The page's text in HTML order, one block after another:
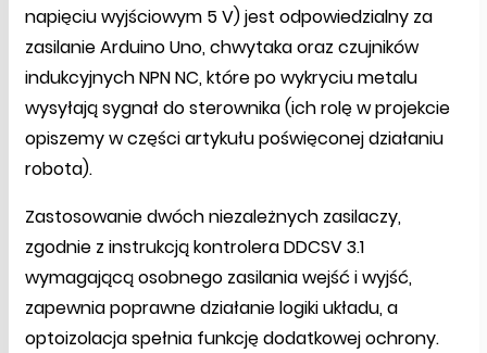
napięciu wyjściowym 5 V) jest odpowiedzialny za
zasilanie Arduino Uno, chwytaka oraz czujników
indukcyjnych NPN NC, które po wykryciu metalu
wysyłają sygnał do sterownika (ich rolę w projekcie
opiszemy w części artykułu poświęconej działaniu
robota).
Zastosowanie dwóch niezależnych zasilaczy,
zgodnie z instrukcją kontrolera DDCSV 3.1
wymagającą osobnego zasilania wejść i wyjść,
zapewnia poprawne działanie logiki układu, a
optoizolacja spełnia funkcję dodatkowej ochrony.